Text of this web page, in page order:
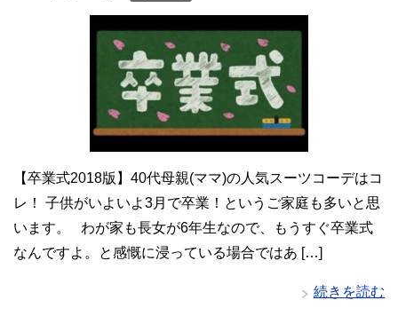
【卒業式2018版】40代母親(ママ)の人気スーツコーデはコ
レ！ 子供がいよいよ3月で卒業！というご家庭も多いと思
います。 わが家も長女が6年生なので、もうすぐ卒業式
なんですよ。と感慨に浸っている場合ではあ […]
続きを読む